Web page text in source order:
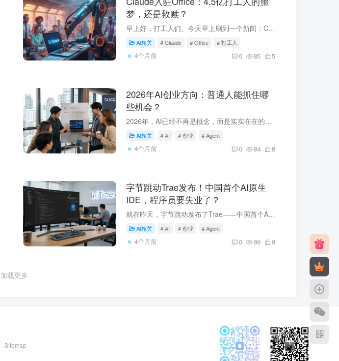
梦，还是救赎？
早上好，打工人们。今天早上刷到一个新闻：Claude要入驻微软Office了。4.5亿人，说的就是咱们这些天天跟Excel、Word、PPT打交道的人。官方说法是：AI将彻底改变办公方式。但我只想问一句：真的...
AI相关 # Claude # Office # 打工人
4个月前 0 85 5
2026年AI创业方向：普通人能抓住哪
些机会？
2026年，AI已经不再是概念，而是实实在在的机会。01 现状：AI正在重塑一切几个事实：AI企业数量超过6000家核心产业规模突破1.2万亿国产大模型下载量突破100亿次结论：AI已经进入落地阶段。02 普...
AI相关 # AI # 创业 # Agent
4个月前 0 84 8
字节跳动Trae发布！中国首个AI原生
IDE，程序员要失业了？
就在昨天，字节跳动发布了Trae——中国首个AI原生集成开发环境（IDE）。01 Trae是什么？简单说，一个会写代码的AI。它的能力：直接对话写代码：像问朋友一样简单实时建议：AI实时理解你的需求给...
AI相关 # AI # 创业 # Agent
4个月前 0 99 9
加载更多
· Sitemap